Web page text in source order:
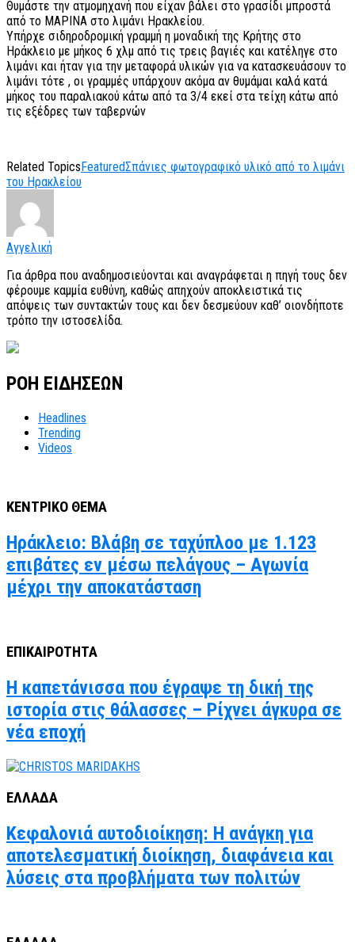
Θυμάστε την ατμομηχανή που είχαν βάλει στο γρασίδι μπροστά
από το ΜΑΡΙΝΑ στο λιμάνι Ηρακλείου.
Υπήρχε σιδηροδρομική γραμμή η μοναδική της Κρήτης στο
Ηράκλειο με μήκος 6 χλμ από τις τρεις βαγιές και κατέληγε στο
λιμάνι και ήταν για την μεταφορά υλικών για να κατασκευάσουν το
λιμάνι τότε , οι γραμμές υπάρχουν ακόμα αν θυμάμαι καλά κατά
μήκος του παραλιακού κάτω από τα 3/4 εκεί στα τείχη κάτω από
τις εξέδρες των ταβερνών
Related Topics FeaturedΣπάνιες φωτογραφικό υλικό από το λιμάνι
του Ηρακλείου
Αγγελική
Για άρθρα που αναδημοσιεύονται και αναγράφεται η πηγή τους δεν
φέρουμε καμμία ευθύνη, καθώς απηχούν αποκλειστικά τις
απόψεις των συντακτών τους και δεν δεσμεύουν καθ’ οιονδήποτε
τρόπο την ιστοσελίδα.
ΡΟΗ ΕΙΔΗΣΕΩΝ
Headlines
Trending
Videos
ΚΕΝΤΡΙΚΟ ΘΕΜΑ
Ηράκλειο: Βλάβη σε ταχύπλοο με 1.123
επιβάτες εν μέσω πελάγους – Αγωνία
μέχρι την αποκατάσταση
ΕΠΙΚΑΙΡΟΤΗΤΑ
Η καπετάνισσα που έγραψε τη δική της
ιστορία στις θάλασσες – Ρίχνει άγκυρα σε
νέα εποχή
ΕΛΛΑΔΑ
Κεφαλονιά αυτοδιοίκηση: Η ανάγκη για
αποτελεσματική διοίκηση, διαφάνεια και
λύσεις στα προβλήματα των πολιτών